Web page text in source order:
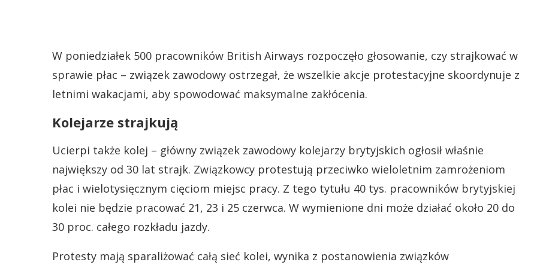
W poniedziałek 500 pracowników British Airways rozpoczęło głosowanie, czy strajkować w
sprawie płac – związek zawodowy ostrzegał, że wszelkie akcje protestacyjne skoordynuje z
letnimi wakacjami, aby spowodować maksymalne zakłócenia.
Kolejarze strajkują
Ucierpi także kolej – główny związek zawodowy kolejarzy brytyjskich ogłosił właśnie
największy od 30 lat strajk. Związkowcy protestują przeciwko wieloletnim zamrożeniom
płac i wielotysięcznym cięciom miejsc pracy. Z tego tytułu 40 tys. pracowników brytyjskiej
kolei nie będzie pracować 21, 23 i 25 czerwca. W wymienione dni może działać około 20 do
30 proc. całego rozkładu jazdy.
Protesty mają sparaliżować całą sieć kolei, wynika z postanowienia związków